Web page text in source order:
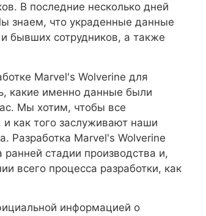
В последние несколько дней
знаем, что украденные данные
сотрудников, а также
Marvel's Wolverine для
какие именно данные были
Мы хотим, чтобы все
как того заслуживают наши
Разработка Marvel's Wolverine
стадии производства и,
всего процесса разработки, как
информацией о